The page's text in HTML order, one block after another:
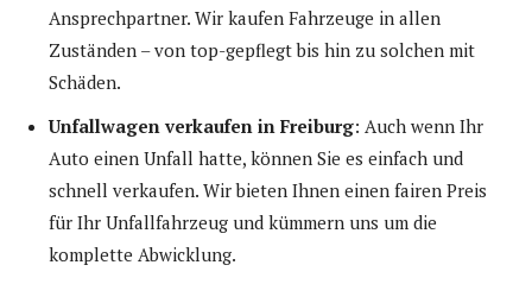
Ansprechpartner. Wir kaufen Fahrzeuge in allen
Zuständen – von top-gepflegt bis hin zu solchen mit
Schäden.
Unfallwagen verkaufen in Freiburg: Auch wenn Ihr
Auto einen Unfall hatte, können Sie es einfach und
schnell verkaufen. Wir bieten Ihnen einen fairen Preis
für Ihr Unfallfahrzeug und kümmern uns um die
komplette Abwicklung.